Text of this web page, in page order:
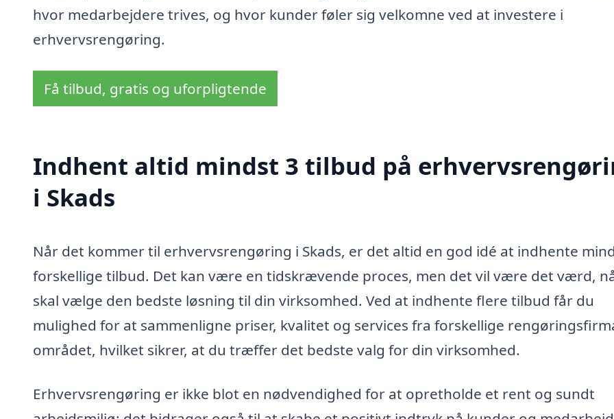
hvor medarbejdere trives, og hvor kunder føler sig velkomne ved at investere i
erhvervsrengøring.
Få tilbud, gratis og uforpligtende
Indhent altid mindst 3 tilbud på
i Skads
Når det kommer til erhvervsrengøring i Skads, er det altid en god idé at indhente
forskellige tilbud. Det kan være en tidskrævende proces, men det vil være det værd,
skal vælge den bedste løsning til din virksomhed. Ved at indhente flere tilbud får du
mulighed for at sammenligne priser, kvalitet og services fra forskellige
området, hvilket sikrer, at du træffer det bedste valg for din virksomhed.
Erhvervsrengøring er ikke blot en nødvendighed for at opretholde et rent og sundt